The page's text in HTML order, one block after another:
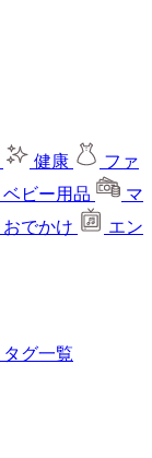
健康
ファ
ベビー用品
マ
おでかけ
エン
タグ一覧